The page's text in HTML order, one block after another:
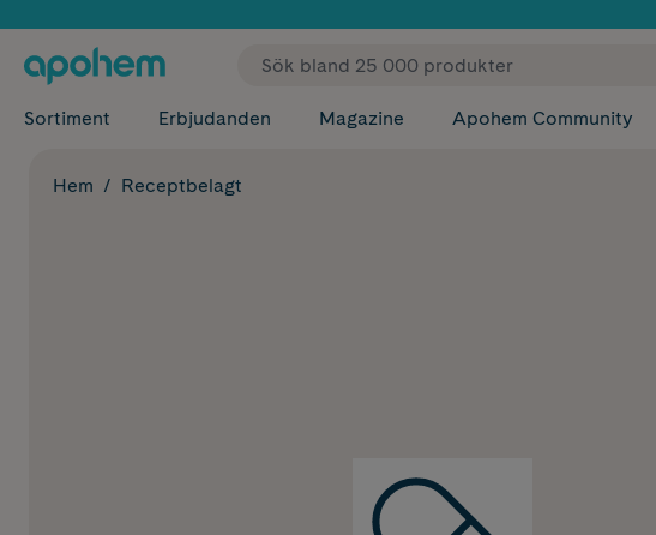
✓ Fri frakt
Sortiment Erbjudanden Magazine Apohem Community
Hem Receptbelagt